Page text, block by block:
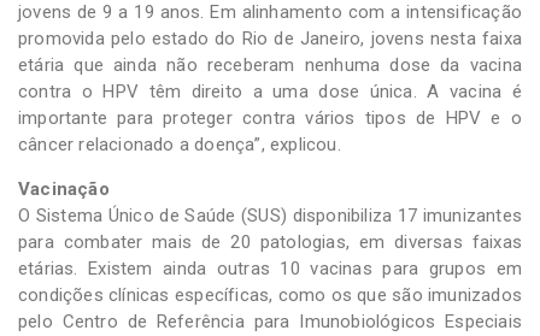
jovens de 9 a 19 anos. Em alinhamento com a intensificação
promovida pelo estado do Rio de Janeiro, jovens nesta faixa
etária que ainda não receberam nenhuma dose da vacina
contra o HPV têm direito a uma dose única. A vacina é
importante para proteger contra vários tipos de HPV e o
câncer relacionado a doença”, explicou.
Vacinação
O Sistema Único de Saúde (SUS) disponibiliza 17 imunizantes
para combater mais de 20 patologias, em diversas faixas
etárias. Existem ainda outras 10 vacinas para grupos em
condições clínicas específicas, como os que são imunizados
pelo Centro de Referência para Imunobiológicos Especiais